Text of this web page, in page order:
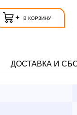
+ В КОРЗИНУ
ДОСТАВКА И
Оплата заказа